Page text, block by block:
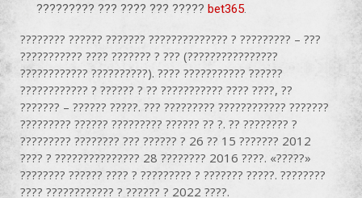
????????? ??? ???? ??? ????? bet365.
???????? ?????? ??????? ?????????????? ? ????????? – ???
??????????? ???? ??????? ? ??? (????????????????
???????????? ??????????). ???? ??????????? ??????
???????????? ? ?????? ? ?? ??????????? ???? ????, ??
??????? – ?????? ?????. ??? ????????? ???????????? ???????
????????? ?????? ????????? ?????? ?? ?. ?? ???????? ?
????????? ???????? ??? ?????? ? 26 ?? 15 ??????? 2012
???? ? ??????????????? 28 ???????? 2016 ????. «?????»
???????? ?????? ???? ? ????????? ? ??????? ?????. ????????
???? ???????????? ? ?????? ? 2022 ????.